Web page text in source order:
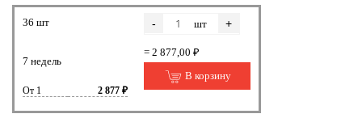
36 шт
7 недель
От 1 2 877 ₽
- шт +
= 2 877,00 ₽
В корзину